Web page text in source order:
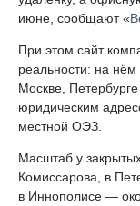
июне, сообщают «
При этом сайт
реальности: на
Москве,
юридическим
местной ОЭЗ.
Масштаб у
Комиссарова, в
в Иннополисе —